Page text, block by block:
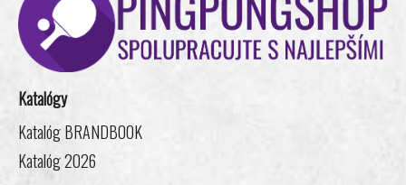
Katalógy
Katalóg BRANDBOOK
Katalóg 2026